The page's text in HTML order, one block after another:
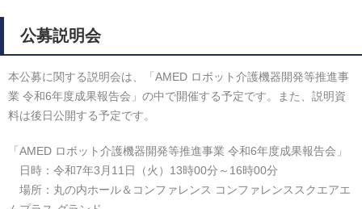
公募説明会
本公募に関する説明会は、「AMED ロボット介護機器開発等推進事
業 令和6年度成果報告会」の中で開催する予定です。また、説明資
料は後日公開する予定です。
「AMED ロボット介護機器開発等推進事業 令和6年度成果報告会」
日時：令和7年3月11日（火）13時00分～16時00分
場所：丸の内ホール＆コンファレンス コンファレンススクエアエ